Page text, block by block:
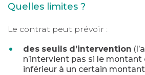
Quelles limites ?
Le contrat peut prévoir :
des seuils d’intervention
n’intervient pas si le
inférieur à un certain